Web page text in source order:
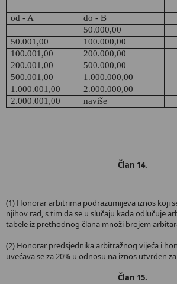
od - A do - B
50.000,00
50.001,00
100.000,00
100.001,00
200.000,00
200.001,00
500.000,00
500.001,00
1.000.000,00
1.000.001,00
2.000.000,00
2.000.001,00
naviše
Član 14.
(1) Honorar arbitrima podrazumijeva iznos koji
njihov rad, s tim da se u slučaju kada odlučuje
tabele iz prethodnog člana množi brojem
(2) Honorar predsjednika arbitražnog vijeća i
uvećava se za 20% u odnosu na iznos utvrđen
Član 15.